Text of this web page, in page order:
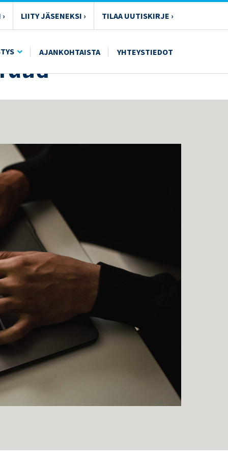
LIITY JÄSENEKSI › TILAA UUTISKIRJE ›
AJANKOHTAISTA YHTEYSTIEDOT